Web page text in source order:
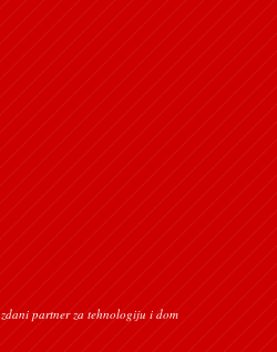
partner za tehnologiju i dom